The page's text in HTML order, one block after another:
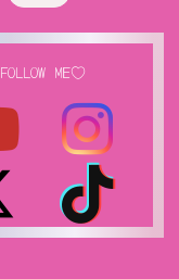
FOLLOW ME♡